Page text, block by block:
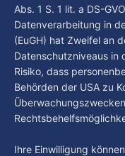
Abs. 1 S. 1 lit. a DS-
Datenverarbeitung in
(EuGH) hat Zweifel an
Datenschutzniveaus in
Risiko, dass
Behörden der USA zu
Ihre Einwilligung